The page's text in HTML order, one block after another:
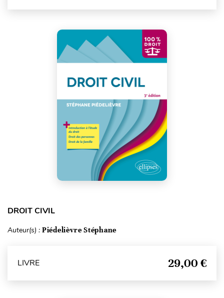
DROIT CIVIL
Auteur(s) : Piédelièvre Stéphane
LIVRE 29,00 €